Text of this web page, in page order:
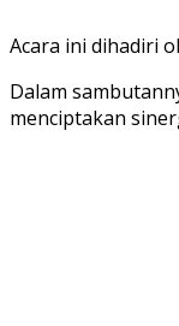
Acara ini dihadiri
Dalam
menciptakan